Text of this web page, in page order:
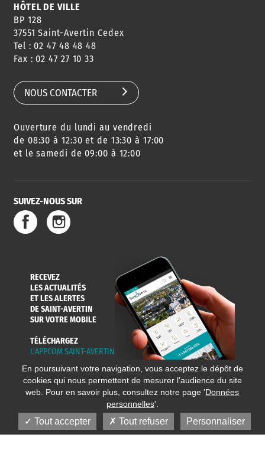
HÔTEL DE VILLE
BP 128
37551 Saint-Avertin Cedex
Tel : 02 47 48 48 48
Fax : 02 47 27 10 33
NOUS CONTACTER
Ouverture du lundi au vendredi
de 08:30 à 12:30 et de 13:30 à 17:00
et le samedi de 09:00 à 12:00
SUIVEZ-NOUS SUR
RECEVEZ
LES ACTUALITÉS
ET LES ALERTES
DE SAINT-AVERTIN
SUR VOTRE MOBILE
TÉLÉCHARGEZ
L'APPCOM SAINT-AVERTIN
En poursuivant votre navigation, vous acceptez le dépôt de
cookies qui nous permettent de mesurer l'audience du site
web. Pour en savoir plus, consultez notre page 'Données
personnelles'.
Tout accepter Tout refuser Personnaliser